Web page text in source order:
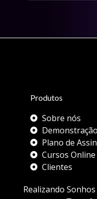
Produtos
Sobre nós
Demonstração
Plano de
Cursos Online
Clientes
Realizando Sonhos